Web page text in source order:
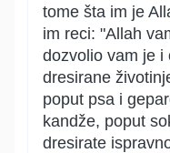
tome šta im je
im reci: "Allah
dozvolio vam je i
dresirane
poput psa i
kandže, poput
dresirate